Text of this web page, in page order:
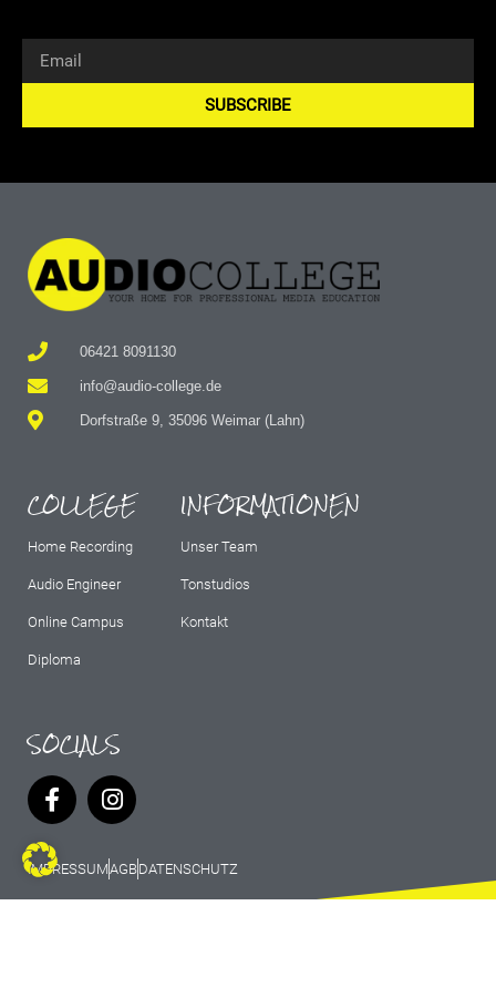
SUBSCRIBE
06421 8091130
info@audio-college.de
Dorfstraße 9, 35096 Weimar (Lahn)
COLLEGE
Home Recording
Audio Engineer
Online Campus
Diploma
INFORMATIONEN
Unser Team
Tonstudios
Kontakt
SOCIALS
IMPRESSUMAGBDATENSCHUTZ